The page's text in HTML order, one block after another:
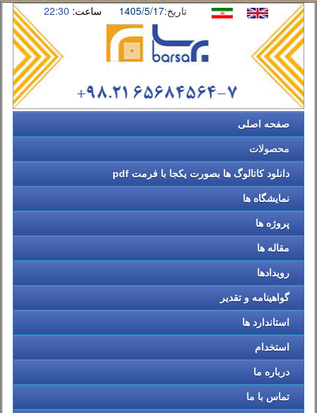
ساعت: 22:30 تاریخ:1405/5/17
صفحه اصلی
محصولات
دانلود کاتالوگ ها بصورت یکجا با فرمت pdf
نمایشگاه ها
پروژه ها
مقاله ها
رویدادها
گواهینامه و تقدیر
استاندارد ها
استخدام
درباره ما
تماس با ما